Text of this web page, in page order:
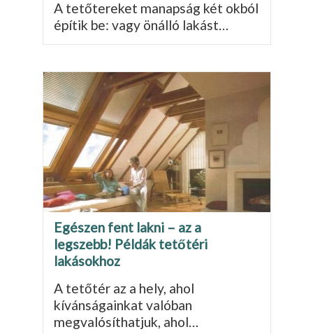
A tetőtereket manapság két okból
építik be: vagy önálló lakást…
Egészen fent lakni – az a
legszebb! Példák tetőtéri
lakásokhoz
A tetőtér az a hely, ahol
kívánságainkat valóban
megvalósíthatjuk, ahol…